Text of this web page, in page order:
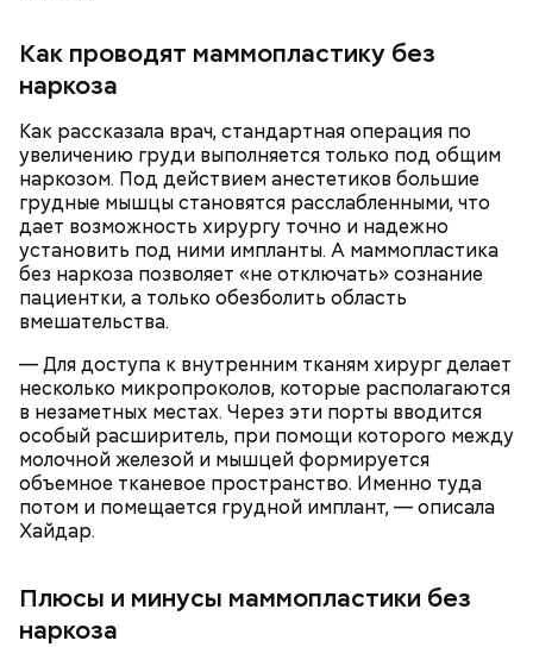
Как проводят маммопластику без
наркоза
Как рассказала врач, стандартная операция по
увеличению груди выполняется только под общим
наркозом. Под действием анестетиков большие
грудные мышцы становятся расслабленными, что
дает возможность хирургу точно и надежно
установить под ними импланты. А маммопластика
без наркоза позволяет «не отключать» сознание
пациентки, а только обезболить область
вмешательства.
— Для доступа к внутренним тканям хирург делает
несколько микропроколов, которые располагаются
в незаметных местах. Через эти порты вводится
особый расширитель, при помощи которого между
молочной железой и мышцей формируется
объемное тканевое пространство. Именно туда
потом и помещается грудной имплант, — описала
Хайдар.
Плюсы и минусы маммопластики без
наркоза
— Она должна приятно пахнуть. Если дыня не
пахнет, значит, ее созревание ускорили или
сорвали недозревшей. Она может быть мягкой, но